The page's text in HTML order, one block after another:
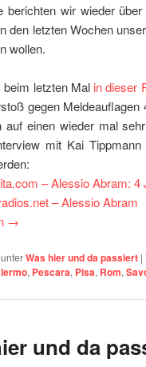
berichten wir wieder
den letzten Wochen
wollen.
beim letzten Mal in dieser
gegen
auf einen wieder mal
mit Kai
– Alessio Abram:
– Alessio Abram
→
Was hier und da passiert |
, Pescara, Pisa, Rom,
und da